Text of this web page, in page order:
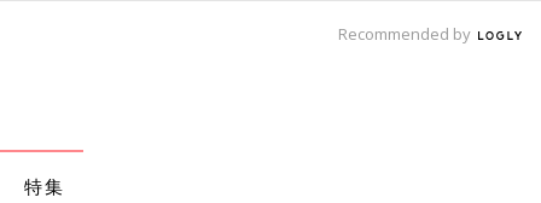
Recommended by
特集